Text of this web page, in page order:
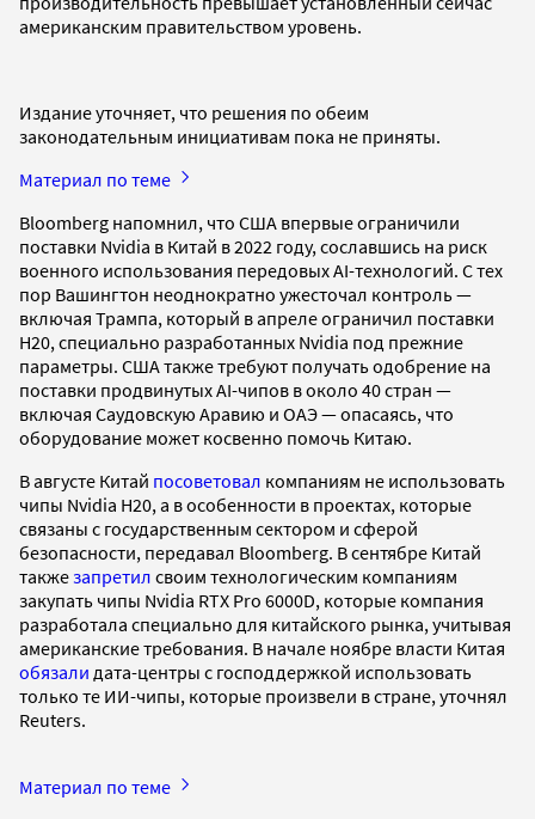
американским правительством уровень.
Издание уточняет, что решения по обеим
законодательным инициативам пока не приняты.
Материал по теме
Bloomberg напомнил, что США впервые ограничили
поставки Nvidia в Китай в 2022 году, сославшись на риск
военного использования передовых AI-технологий. С тех
пор Вашингтон неоднократно ужесточал контроль —
включая Трампа, который в апреле ограничил поставки
H20, специально разработанных Nvidia под прежние
параметры. США также требуют получать одобрение на
поставки продвинутых AI-чипов в около 40 стран —
включая Саудовскую Аравию и ОАЭ — опасаясь, что
оборудование может косвенно помочь Китаю.
В августе Китай посоветовал компаниям не использовать
чипы Nvidia H20, а в особенности в проектах, которые
связаны с государственным сектором и сферой
безопасности, передавал Bloomberg. В сентябре Китай
такжезапретил своим технологическим компаниям
закупать чипы Nvidia RTX Pro 6000D, которые компания
разработала специально для китайского рынка, учитывая
американские требования. В начале ноябре власти Китая
обязали дата-центры с господдержкой использовать
только те ИИ-чипы, которые произвели в стране, уточнял
Reuters.
Материал по теме